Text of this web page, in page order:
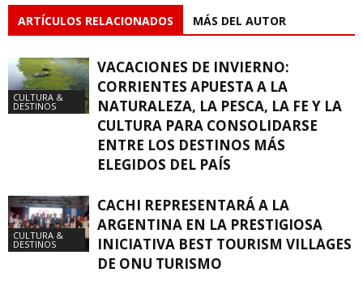
ARTÍCULOS RELACIONADOS MÁS DEL AUTOR
CULTURA &
DESTINOS
VACACIONES DE INVIERNO:
CORRIENTES APUESTA A LA
NATURALEZA, LA PESCA, LA FE Y LA
CULTURA PARA CONSOLIDARSE
ENTRE LOS DESTINOS MÁS
ELEGIDOS DEL PAÍS
CULTURA &
DESTINOS
CACHI REPRESENTARÁ A LA
ARGENTINA EN LA PRESTIGIOSA
INICIATIVA BEST TOURISM VILLAGES
DE ONU TURISMO